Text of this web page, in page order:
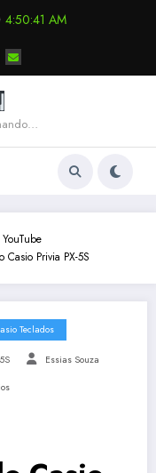
4:50:42 AM
Privia PX-5S
Teclados
Essias Souza